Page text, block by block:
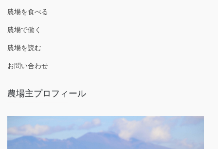
農場を食べる
農場で働く
農場を読む
お問い合わせ
農場主プロフィール